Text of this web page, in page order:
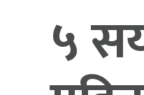
५